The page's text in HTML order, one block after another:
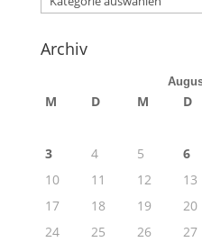
Archiv
M D M D
3
4 5 6
10
11 12 13
17
18 19 20
24
25 26 27